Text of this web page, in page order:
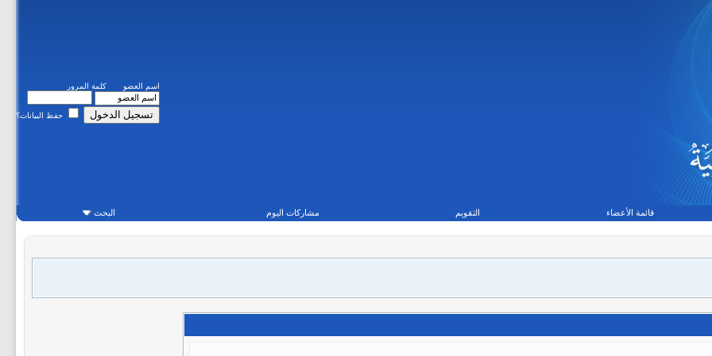
اسم العضو كلمة المرور
حفظ البيانات؟
قائمة الأعضاء التقويم مشاركات اليوم البحث